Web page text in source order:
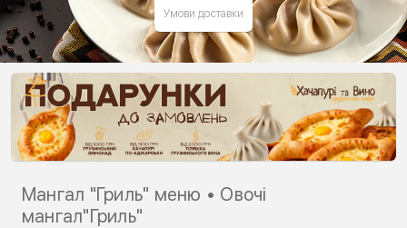
Умови доставки
Мангал "Гриль" меню • Овочі
мангал"Гриль"